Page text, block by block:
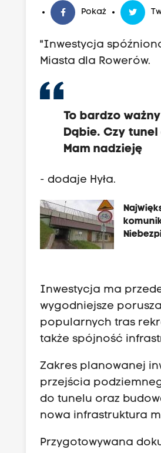
Pokaż
"Inwestycja
Miasta dla Rowerów.
To bardzo
Dąbie. Czy
Mam nadzieję
- dodaje Hyła.
Inwestycja ma
wygodniejsze
popularnych tras
także spójność
Zakres planowanej
przejścia
do tunelu oraz
nowa infrastruktura
Przygotowywana